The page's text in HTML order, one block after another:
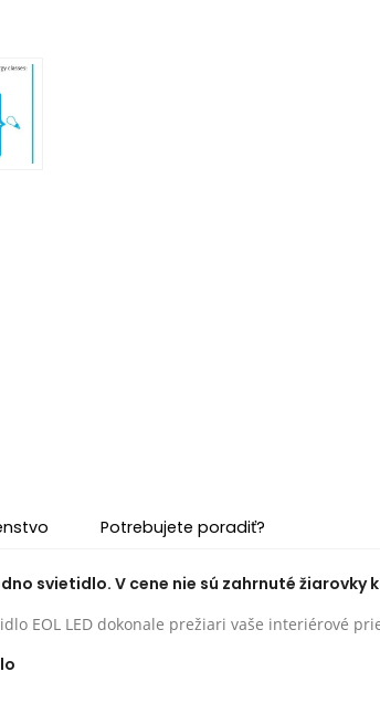
Potrebujete poradiť?
svietidlo. V cene nie sú zahrnuté žiarovky
EOL LED dokonale prežiari vaše interiérové